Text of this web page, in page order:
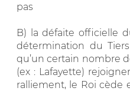
pas
B) la défaite officielle
détermination du
qu’un certain nombre
(ex : Lafayette)
ralliement, le Roi cède